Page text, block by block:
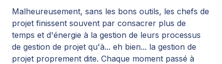
Malheureusement, sans les bons outils, les chefs de
projet finissent souvent par consacrer plus de
temps et d'énergie à la gestion de leurs processus
de gestion de projet qu'à... eh bien... la gestion de
projet proprement dite. Chaque moment passé à